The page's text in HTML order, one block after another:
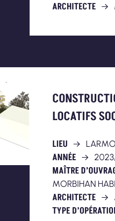
ARCHITECTE
LOCATIFS
LIEU
ANNÉE
MAÎTRE
MORBIHAN
ARCHITECTE
TYPE